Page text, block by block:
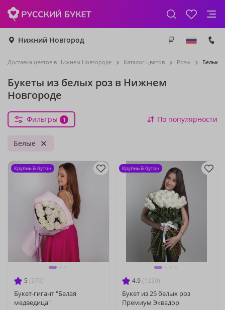
Нижний Новгород
Доставка цветов в Нижнем Новгороде Каталог цветов Розы Белые
Букеты из белых роз в Нижнем
Новгороде
Фильтры 1 По популярности
Белые
5 (279)
Букет-гигант "Белая
медведица"
Крупный бутон
4.9 (1229)
Букет из 25 белых роз
Премиум Эквадор
Крупный бутон